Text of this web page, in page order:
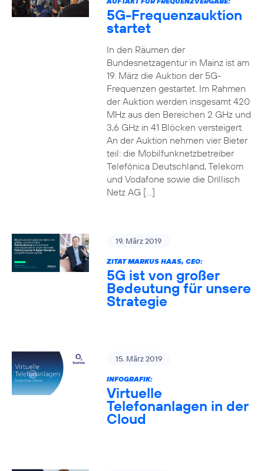
5G-Frequenzauktion
startet
In den Räumen der
Bundesnetzagentur in Mainz ist am
19. März die Auktion der 5G-
Frequenzen gestartet. Im Rahmen
der Auktion werden insgesamt 420
MHz aus den Bereichen 2 GHz und
3,6 GHz in 41 Blöcken versteigert.
An der Auktion nehmen vier Bieter
teil: die Mobilfunknetzbetreiber
Telefónica Deutschland, Telekom
und Vodafone sowie die Drillisch
Netz AG […]
19. März 2019
ZITAT MARKUS HAAS, CEO:
5G ist von großer
Bedeutung für unsere
Strategie
15. März 2019
INFOGRAFIK:
Virtuelle
Telefonanlagen in der
Cloud